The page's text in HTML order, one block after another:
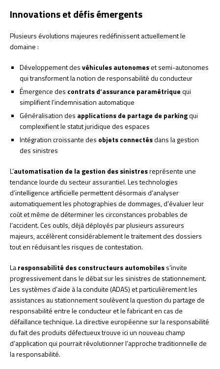
Innovations et défis émergents
Plusieurs évolutions majeures redéfinissent actuellement le
domaine :
Développement desvéhicules autonomeset semi-autonomes
qui transforment la notion de responsabilité du conducteur
Émergence des contrats d’assurance paramétriquequi
simplifient l’indemnisation automatique
Généralisation des applications de partage de parkingqui
complexifient le statut juridique des espaces
Intégration croissante des objets connectésdans la gestion
des sinistres
L’automatisation de la gestion des sinistresreprésente une
tendance lourde du secteur assurantiel. Les technologies
d’intelligence artificielle permettent désormais d’analyser
automatiquement les photographies de dommages, d’évaluer leur
coût et même de déterminer les circonstances probables de
l’accident. Ces outils, déjà déployés par plusieurs assureurs
majeurs, accélèrent considérablement le traitement des dossiers
tout en réduisant les risques de contestation.
Laresponsabilité des constructeurs automobiless’invite
progressivement dans le débat sur les sinistres de stationnement.
Les systèmes d’aide à la conduite (ADAS) et particulièrement les
assistances au stationnement soulèvent la question du partage de
responsabilité entre le conducteur et le fabricant en cas de
défaillance technique. La directive européenne sur la responsabilité
du fait des produits défectueux trouve ici un nouveau champ
d’application qui pourrait révolutionner l’approche traditionnelle de
la responsabilité.